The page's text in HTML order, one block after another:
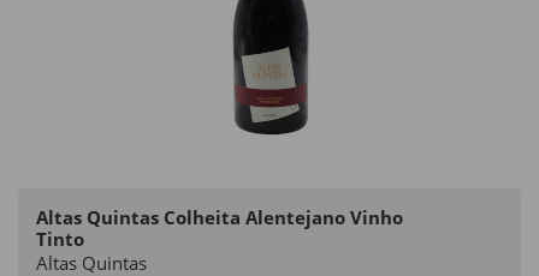
Altas Quintas Colheita Alentejano Vinho
Tinto
Altas Quintas